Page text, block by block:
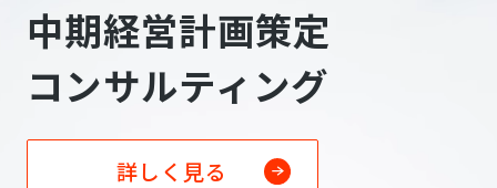
ビジネスにおける
次世代の成長 戦略
中期経営計画策定
コンサルティング
詳しく見る
ビジネスモデル構築
コンサルティング
詳しく見る
コンサルティング
コンサルティング
コンサルティング